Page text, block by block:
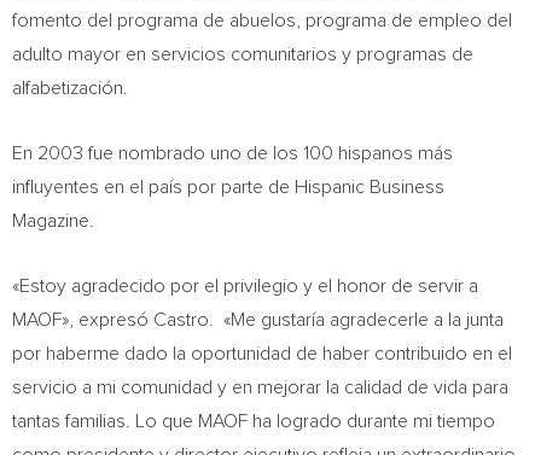
fomento del programa de abuelos, programa de empleo del
adulto mayor en servicios comunitarios y programas de
alfabetización.
En 2003 fue nombrado uno de los 100 hispanos más
influyentes en el país por parte de Hispanic Business
Magazine.
«Estoy agradecido por el privilegio y el honor de servir a
MAOF», expresó Castro. «Me gustaría agradecerle a la junta
por haberme dado la oportunidad de haber contribuido en el
servicio a mi comunidad y en mejorar la calidad de vida para
tantas familias. Lo que MAOF ha logrado durante mi tiempo